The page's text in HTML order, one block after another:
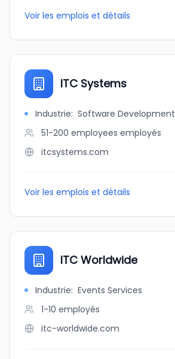
Voir les emplois et détails
ITC Systems
Industrie: Software Development
51-200 employees employés
itcsystems.com
Voir les emplois et détails
ITC Worldwide
Industrie: Events Services
1-10 employés
itc-worldwide.com